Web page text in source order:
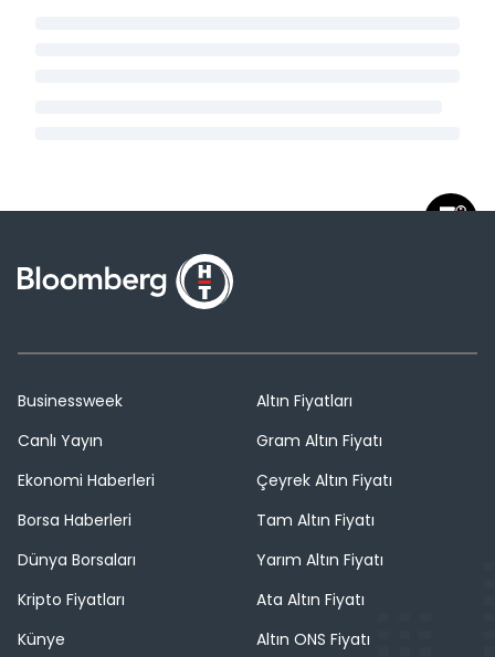
Businessweek
Canlı Yayın
Ekonomi Haberleri
Borsa Haberleri
Dünya Borsaları
Kripto Fiyatları
Künye
Altın Fiyatları
Gram Altın Fiyatı
Çeyrek Altın Fiyatı
Tam Altın Fiyatı
Yarım Altın Fiyatı
Ata Altın Fiyatı
Altın ONS Fiyatı